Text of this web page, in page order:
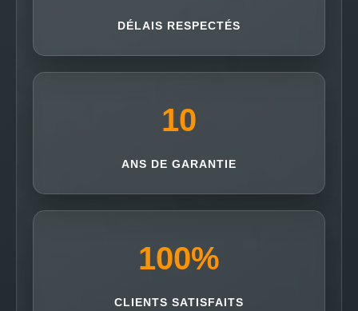
DÉLAIS RESPECTÉS
10
ANS DE GARANTIE
100%
CLIENTS SATISFAITS